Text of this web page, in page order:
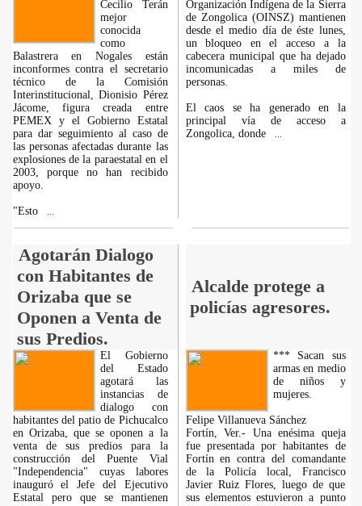
Cecilio Terán
mejor
conocida
como
Balastrera en Nogales están
inconformes contra el secretario
técnico de la Comisión
Interinstitucional, Dionisio Pérez
Jácome, figura creada entre
PEMEX y el Gobierno Estatal
para dar seguimiento al caso de
las personas afectadas durante las
explosiones de la paraestatal en el
2003, porque no han recibido
apoyo.
"Esto
Organización Indígena de la Sierra
de Zongolica (OINSZ) mantienen
desde el medio día de éste lunes,
un bloqueo en el acceso a la
cabecera municipal que ha dejado
incomunicadas a miles de
personas.
El caos se ha generado en la
principal vía de acceso a
Zongolica, donde
Agotarán Dialogo
con Habitantes de
Orizaba que se
Oponen a Venta de
sus Predios.
Alcalde protege a
policías agresores.
El Gobierno
del Estado
agotará las
instancias de
dialogo con
habitantes del patio de Pichucalco
en Orizaba, que se oponen a la
venta de sus predios para la
construcción del Puente Vial
"Independencia" cuyas labores
inauguró el Jefe del Ejecutivo
Estatal pero que se mantienen
*** Sacan sus
armas en medio
de niños y
mujeres.
Felipe Villanueva Sánchez
Fortín, Ver.- Una enésima queja
fue presentada por habitantes de
Fortín en contra del comandante
de la Policía local, Francisco
Javier Ruiz Flores, luego de que
sus elementos estuvieron a punto